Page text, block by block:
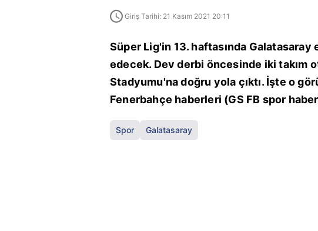
Giriş Tarihi: 21 Kasım 2021 20:11
Süper Lig'in 13. haftasında
edecek. Dev derbi öncesinde iki takım
Stadyumu'na doğru yola çıktı. İşte o
Fenerbahçe haberleri (GS FB spor
Spor Galatasaray